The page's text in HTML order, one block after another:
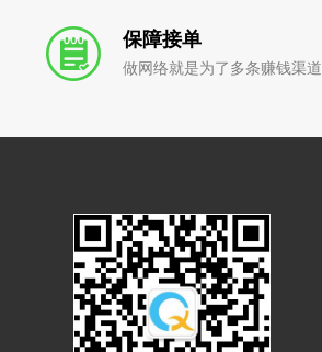
保障接单
做网络就是为了多条赚钱渠道